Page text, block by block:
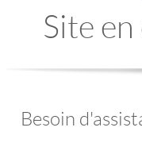
Site
Besoin